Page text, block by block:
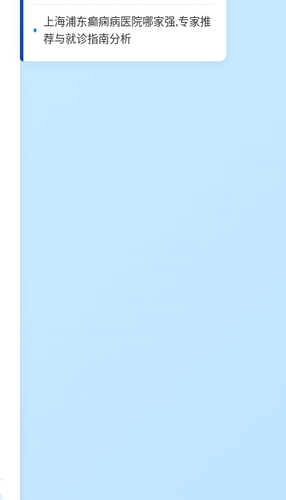
上海浦东癫痫病医院哪家强,专家推
荐与就诊指南分析